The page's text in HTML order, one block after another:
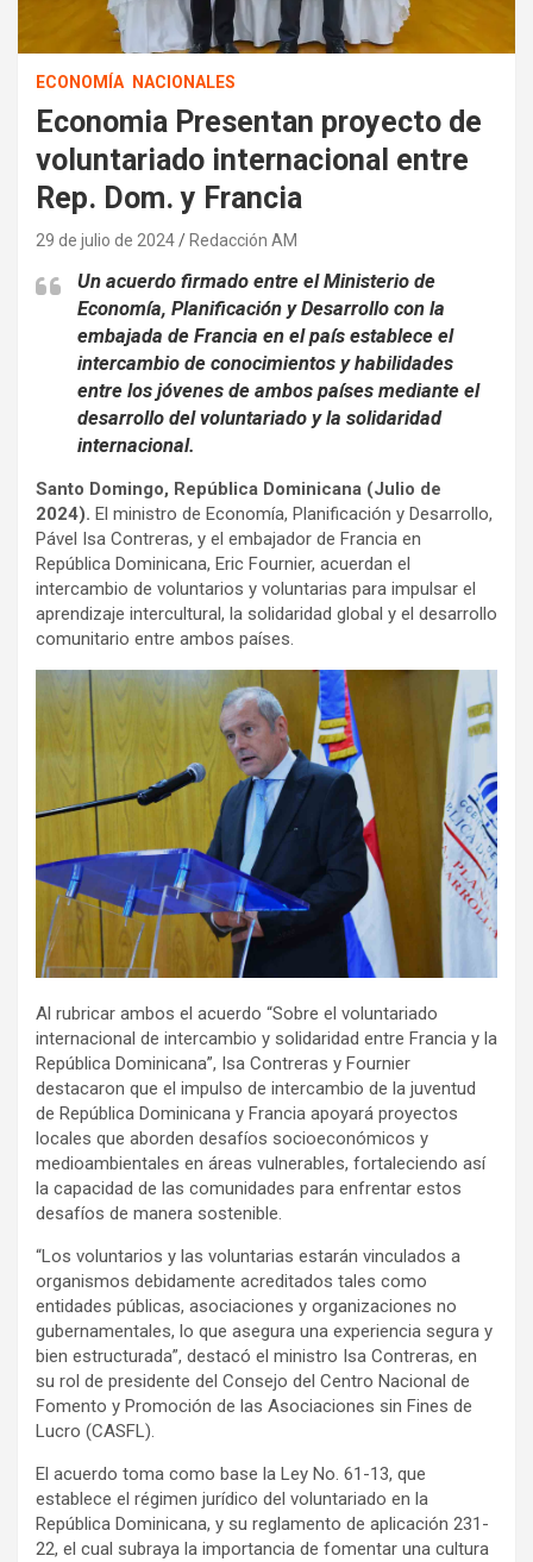
ECONOMÍA NACIONALES
Economia Presentan proyecto de
voluntariado internacional entre
Rep. Dom. y Francia
29 de julio de 2024 Redacción AM
Un acuerdo firmado entre el Ministerio de
Economía, Planificación y Desarrollo con la
embajada de Francia en el país establece el
intercambio de conocimientos y habilidades
entre los jóvenes de ambos países mediante el
desarrollo del voluntariado y la solidaridad
internacional.
Santo Domingo, República Dominicana (Julio de
2024). El ministro de Economía, Planificación y Desarrollo,
Pável Isa Contreras, y el embajador de Francia en
República Dominicana, Eric Fournier, acuerdan el
intercambio de voluntarios y voluntarias para impulsar el
aprendizaje intercultural, la solidaridad global y el desarrollo
comunitario entre ambos países.
Al rubricar ambos el acuerdo “Sobre el voluntariado
internacional de intercambio y solidaridad entre Francia y la
República Dominicana”, Isa Contreras y Fournier
destacaron que el impulso de intercambio de la juventud
de República Dominicana y Francia apoyará proyectos
locales que aborden desafíos socioeconómicos y
medioambientales en áreas vulnerables, fortaleciendo así
la capacidad de las comunidades para enfrentar estos
desafíos de manera sostenible.
“Los voluntarios y las voluntarias estarán vinculados a
organismos debidamente acreditados tales como
entidades públicas, asociaciones y organizaciones no
gubernamentales, lo que asegura una experiencia segura y
bien estructurada”, destacó el ministro Isa Contreras, en
su rol de presidente del Consejo del Centro Nacional de
Fomento y Promoción de las Asociaciones sin Fines de
Lucro (CASFL).
El acuerdo toma como base la Ley No. 61-13, que
establece el régimen jurídico del voluntariado en la
República Dominicana, y su reglamento de aplicación 231-
22, el cual subraya la importancia de fomentar una cultura